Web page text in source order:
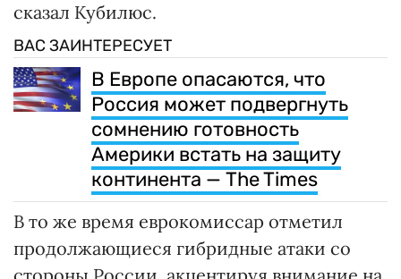
сказал Кубилюс.
ВАС ЗАИНТЕРЕСУЕТ
В Европе опасаются, что
Россия может подвергнуть
сомнению готовность
Америки встать на защиту
континента — The Times
В то же время еврокомиссар отметил
продолжающиеся гибридные атаки со